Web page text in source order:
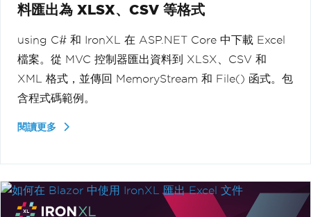
料匯出為 XLSX、CSV 等格式
using C# 和 IronXL 在 ASP.NET Core 中下載 Excel
檔案。從 MVC 控制器匯出資料到 XLSX、CSV 和
XML 格式，並傳回 MemoryStream 和 File() 函式。包
含程式碼範例。
閱讀更多